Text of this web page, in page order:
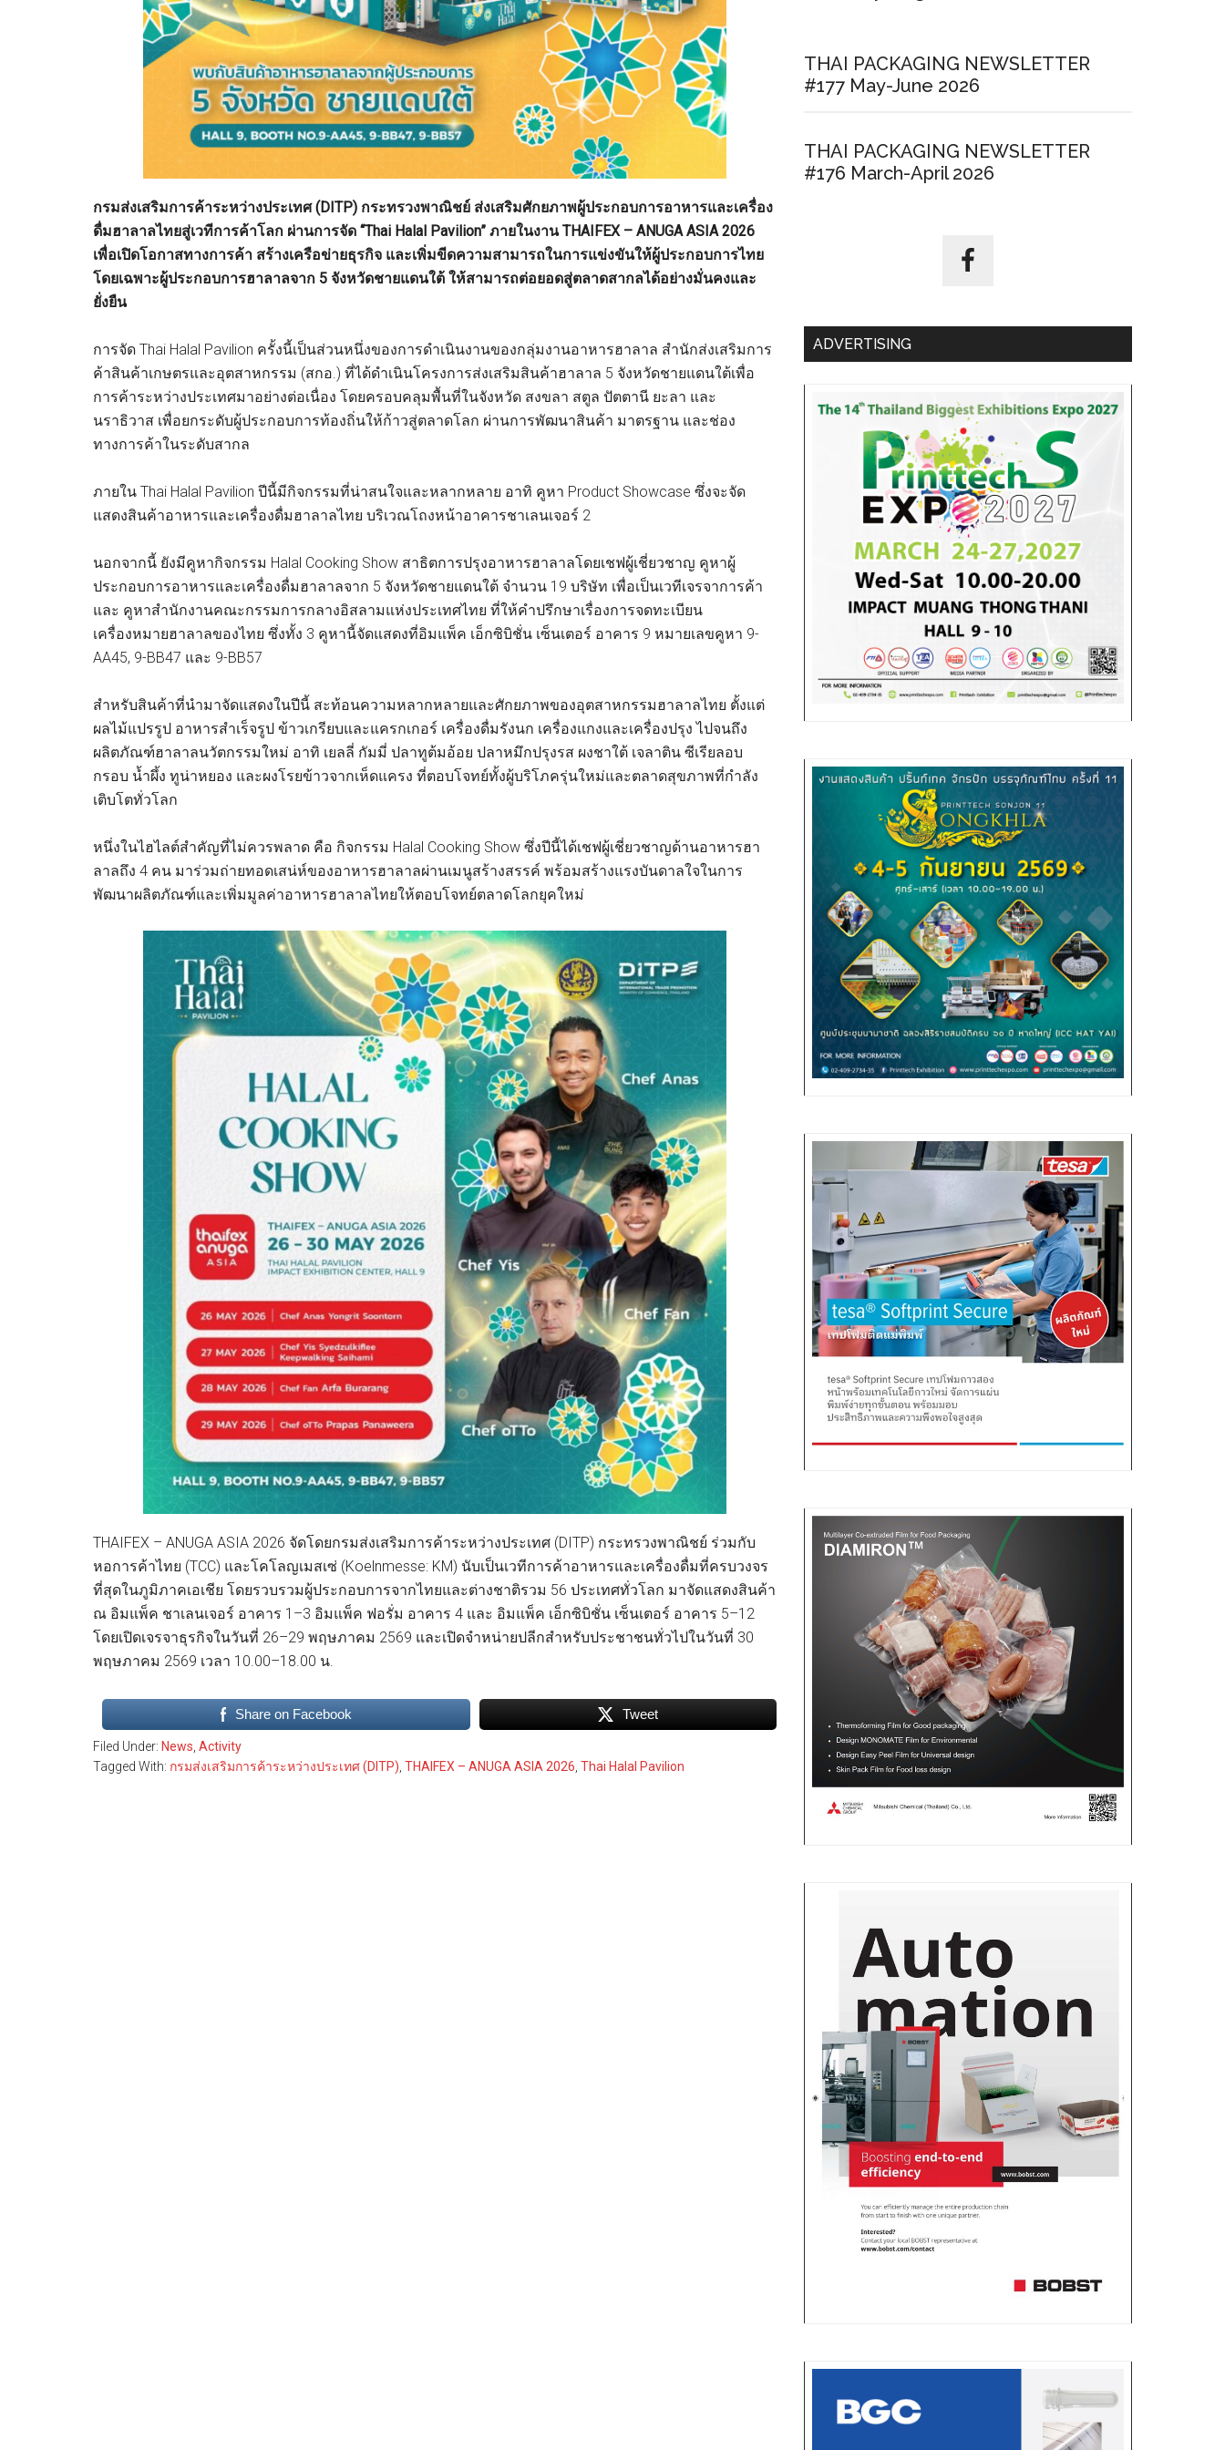
กรมส่งเสริมการค้าระหว่างประเทศ (DITP) กระทรวงพาณิชย์ ส่งเสริมศักยภาพผู้ประกอบการอาหารและเครื่อง
ดื่มฮาลาลไทยสู่เวทีการค้าโลก ผ่านการจัด “Thai Halal Pavilion” ภายในงาน THAIFEX – ANUGA ASIA 2026
เพื่อเปิดโอกาสทางการค้า สร้างเครือข่ายธุรกิจ และเพิ่มขีดความสามารถในการแข่งขันให้ผู้ประกอบการไทย
โดยเฉพาะผู้ประกอบการฮาลาลจาก 5 จังหวัดชายแดนใต้ ให้สามารถต่อยอดสู่ตลาดสากลได้อย่างมั่นคงและ
ยั่งยืน
การจัด Thai Halal Pavilion ครั้งนี้เป็นส่วนหนึ่งของการดำเนินงานของกลุ่มงานอาหารฮาลาล สำนักส่งเสริมการ
ค้าสินค้าเกษตรและอุตสาหกรรม (สกอ.) ที่ได้ดำเนินโครงการส่งเสริมสินค้าฮาลาล 5 จังหวัดชายแดนใต้เพื่อ
การค้าระหว่างประเทศมาอย่างต่อเนื่อง โดยครอบคลุมพื้นที่ในจังหวัด สงขลา สตูล ปัตตานี ยะลา และ
นราธิวาส เพื่อยกระดับผู้ประกอบการท้องถิ่นให้ก้าวสู่ตลาดโลก ผ่านการพัฒนาสินค้า มาตรฐาน และช่อง
ทางการค้าในระดับสากล
ภายใน Thai Halal Pavilion ปีนี้มีกิจกรรมที่น่าสนใจและหลากหลาย อาทิ คูหา Product Showcase ซึ่งจะจัด
แสดงสินค้าอาหารและเครื่องดื่มฮาลาลไทย บริเวณโถงหน้าอาคารชาเลนเจอร์ 2
นอกจากนี้ ยังมีคูหากิจกรรม Halal Cooking Show สาธิตการปรุงอาหารฮาลาลโดยเชฟผู้เชี่ยวชาญ คูหาผู้
ประกอบการอาหารและเครื่องดื่มฮาลาลจาก 5 จังหวัดชายแดนใต้ จำนวน 19 บริษัท เพื่อเป็นเวทีเจรจาการค้า
และ คูหาสำนักงานคณะกรรมการกลางอิสลามแห่งประเทศไทย ที่ให้คำปรึกษาเรื่องการจดทะเบียน
เครื่องหมายฮาลาลของไทย ซึ่งทั้ง 3 คูหานี้จัดแสดงที่อิมแพ็ค เอ็กซิบิชั่น เซ็นเตอร์ อาคาร 9 หมายเลขคูหา 9-
AA45, 9-BB47 และ 9-BB57
สำหรับสินค้าที่นำมาจัดแสดงในปีนี้ สะท้อนความหลากหลายและศักยภาพของอุตสาหกรรมฮาลาลไทย ตั้งแต่
ผลไม้แปรรูป อาหารสำเร็จรูป ข้าวเกรียบและแครกเกอร์ เครื่องดื่มรังนก เครื่องแกงและเครื่องปรุง ไปจนถึง
ผลิตภัณฑ์ฮาลาลนวัตกรรมใหม่ อาทิ เยลลี่ กัมมี่ ปลาทูต้มอ้อย ปลาหมึกปรุงรส ผงชาใต้ เจลาติน ซีเรียลอบ
กรอบ น้ำผึ้ง ทูน่าหยอง และผงโรยข้าวจากเห็ดแครง ที่ตอบโจทย์ทั้งผู้บริโภครุ่นใหม่และตลาดสุขภาพที่กำลัง
เติบโตทั่วโลก
หนึ่งในไฮไลต์สำคัญที่ไม่ควรพลาด คือ กิจกรรม Halal Cooking Show ซึ่งปีนี้ได้เชฟผู้เชี่ยวชาญด้านอาหารฮา
ลาลถึง 4 คน มาร่วมถ่ายทอดเสน่ห์ของอาหารฮาลาลผ่านเมนูสร้างสรรค์ พร้อมสร้างแรงบันดาลใจในการ
พัฒนาผลิตภัณฑ์และเพิ่มมูลค่าอาหารฮาลาลไทยให้ตอบโจทย์ตลาดโลกยุคใหม่
THAIFEX – ANUGA ASIA 2026 จัดโดยกรมส่งเสริมการค้าระหว่างประเทศ (DITP) กระทรวงพาณิชย์ ร่วมกับ
หอการค้าไทย (TCC) และโคโลญเมสเซ่ (Koelnmesse: KM) นับเป็นเวทีการค้าอาหารและเครื่องดื่มที่ครบวงจร
ที่สุดในภูมิภาคเอเชีย โดยรวบรวมผู้ประกอบการจากไทยและต่างชาติรวม 56 ประเทศทั่วโลก มาจัดแสดงสินค้า
ณ อิมแพ็ค ชาเลนเจอร์ อาคาร 1–3 อิมแพ็ค ฟอรั่ม อาคาร 4 และ อิมแพ็ค เอ็กซิบิชั่น เซ็นเตอร์ อาคาร 5–12
โดยเปิดเจรจาธุรกิจในวันที่ 26–29 พฤษภาคม 2569 และเปิดจำหน่ายปลีกสำหรับประชาชนทั่วไปในวันที่ 30
พฤษภาคม 2569 เวลา 10.00–18.00 น.
Share on Facebook Tweet
Filed Under: News, Activity
Tagged With: กรมส่งเสริมการค้าระหว่างประเทศ (DITP), THAIFEX – ANUGA ASIA 2026, Thai Halal Pavilion
THAI PACKAGING NEWSLETTER
#177 May-June 2026
THAI PACKAGING NEWSLETTER
#176 March-April 2026
ADVERTISING